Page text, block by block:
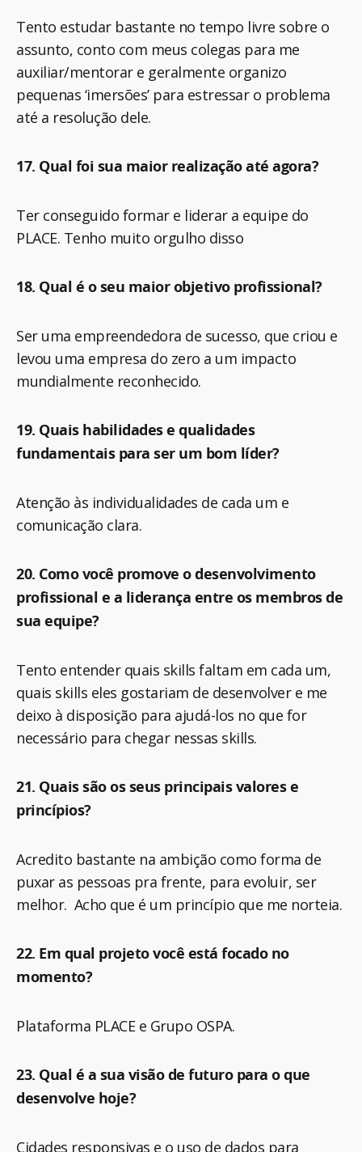
Tento estudar bastante no tempo livre sobre o
assunto, conto com meus colegas para me
auxiliar/mentorar e geralmente organizo
pequenas ‘imersões’ para estressar o problema
até a resolução dele.
17. Qual foi sua maior realização até agora?
Ter conseguido formar e liderar a equipe do
PLACE. Tenho muito orgulho disso
18. Qual é o seu maior objetivo profissional?
Ser uma empreendedora de sucesso, que criou e
levou uma empresa do zero a um impacto
mundialmente reconhecido.
19. Quais habilidades e qualidades
fundamentais para ser um bom líder?
Atenção às individualidades de cada um e
comunicação clara.
20. Como você promove o desenvolvimento
profissional e a liderança entre os membros de
sua equipe?
Tento entender quais skills faltam em cada um,
quais skills eles gostariam de desenvolver e me
deixo à disposição para ajudá-los no que for
necessário para chegar nessas skills.
21. Quais são os seus principais valores e
princípios?
Acredito bastante na ambição como forma de
puxar as pessoas pra frente, para evoluir, ser
melhor. Acho que é um princípio que me norteia.
22. Em qual projeto você está focado no
momento?
Plataforma PLACE e Grupo OSPA.
23. Qual é a sua visão de futuro para o que
desenvolve hoje?
Cidades responsivas e o uso de dados para